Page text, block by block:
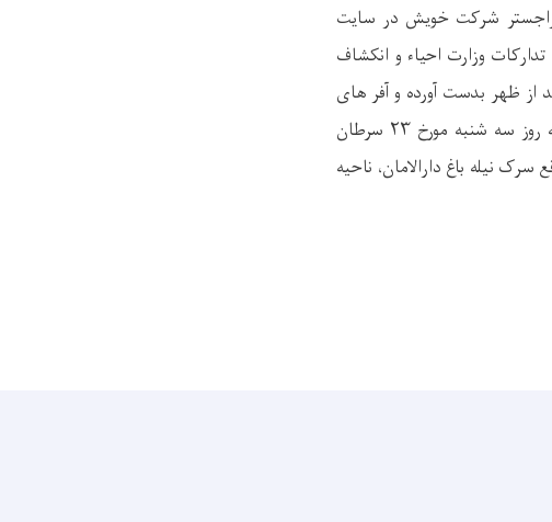
شرکت خویش در سایت
وزارت احیاء و انکشاف
۸:۳۰ بجه قبل از ظهر الی ۳:۳۰ بعد از ظهر بدست آورده و آفر های
سه شنبه مورخ۲۳ سرطان
سرک نیله باغ دارالامان، ناحیه